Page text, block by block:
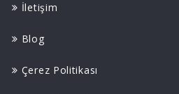
İletişim
Blog
Çerez Politikası